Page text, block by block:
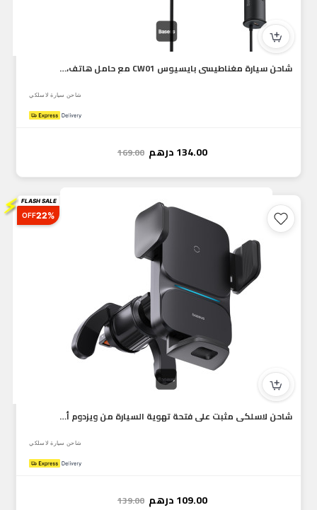
شاحن سيارة مغناطيسي بايسيوس CW01 مع حامل هاتف، شحن MagSafe س...
شاحن سيارة لاسلكي
134.00درهم 169.00
⚡ FLASH SALE
22%
OFF
شاحن لاسلكي مثبت على فتحة تهوية السيارة من ويزدوم أوتوماتيكي...
شاحن سيارة لاسلكي
109.00درهم 139.00